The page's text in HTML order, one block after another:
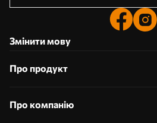
Змінити мову
Про продукт
Про компанію